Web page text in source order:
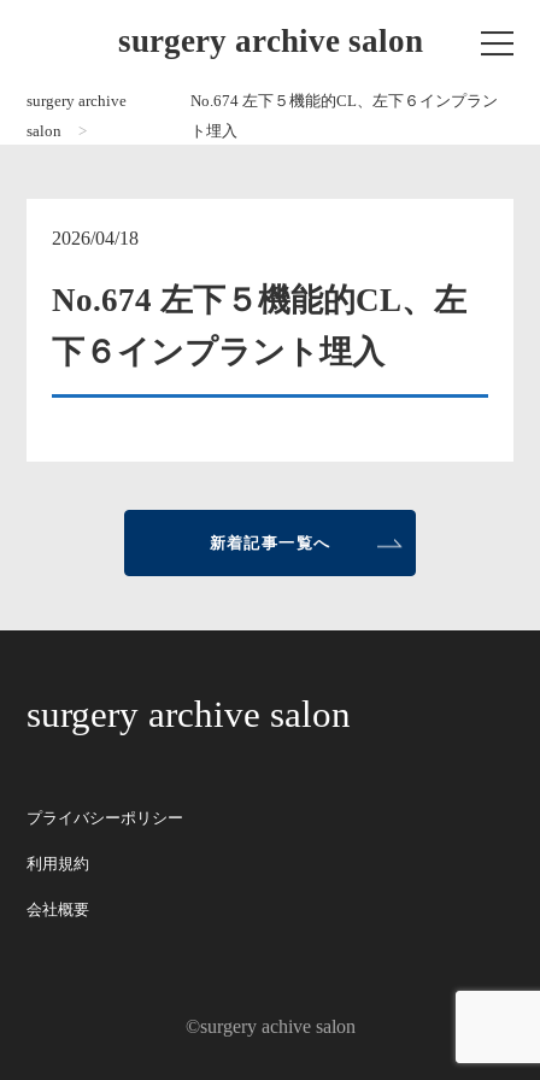
surgery archive salon
surgery archive
salon
No.674 左下５機能的CL、左下６インプラン
ト埋入
2026/04/18
No.674 左下５機能的CL、左
下６インプラント埋入
新着記事一覧へ
surgery archive salon
プライバシーポリシー
利用規約
会社概要
©surgery achive salon